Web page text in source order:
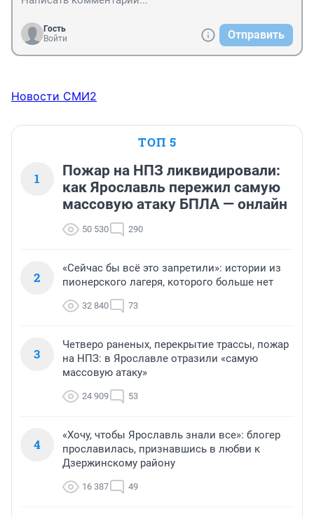
Гость
Войти
Отправить
Новости СМИ2
ТОП 5
1
Пожар на НПЗ ликвидировали:
как Ярославль пережил самую
массовую атаку БПЛА — онлайн
50 530 290
2
«Сейчас бы всё это запретили»: истории из
пионерского лагеря, которого больше нет
32 840 73
3
Четверо раненых, перекрытие трассы, пожар
на НПЗ: в Ярославле отразили «самую
массовую атаку»
24 909 53
4
«Хочу, чтобы Ярославль знали все»: блогер
прославилась, признавшись в любви к
Дзержинскому району
16 387 49